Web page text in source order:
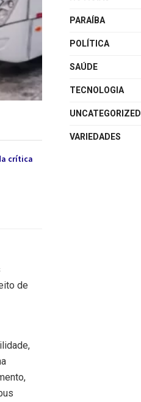
crítica
de
PARAÍBA
POLÍTICA
SAÚDE
TECNOLOGIA
UNCATEGORIZED
VARIEDADES